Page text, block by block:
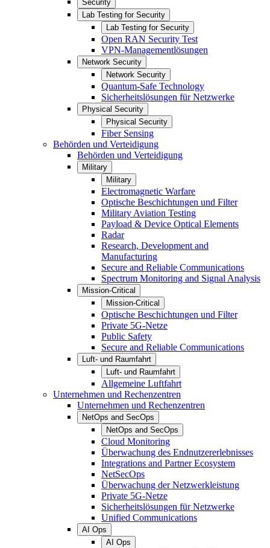
Security
Lab Testing for Security
Lab Testing for Security
Open RAN Security Test
VPN-Managementlösungen
Network Security
Network Security
Quantum-Safe Technology
Sicherheitslösungen für Netzwerke
Physical Security
Physical Security
Fiber Sensing
Behörden und Verteidigung
Behörden und Verteidigung
Military
Military
Electromagnetic Warfare
Optische Beschichtungen und Filter
Military Aviation Testing
Payload & Device Optical Elements
Radar
Research, Development and
Manufacturing
Secure and Reliable Communications
Spectrum Monitoring and Signal Analysis
Mission-Critical
Mission-Critical
Optische Beschichtungen und Filter
Private 5G-Netze
Public Safety
Secure and Reliable Communications
Luft- und Raumfahrt
Luft- und Raumfahrt
Allgemeine Luftfahrt
Unternehmen und Rechenzentren
Unternehmen und Rechenzentren
NetOps and SecOps
NetOps and SecOps
Cloud Monitoring
Überwachung des Endnutzererlebnisses
Integrations and Partner Ecosystem
NetSecOps
Überwachung der Netzwerkleistung
Private 5G-Netze
Sicherheitslösungen für Netzwerke
Unified Communications
AI Ops
AI Ops